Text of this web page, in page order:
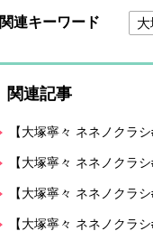
関連キーワード 大
関連記事
【大塚寧々 ネネノクラ
【大塚寧々 ネネノクラ
【大塚寧々 ネネノクラ
【大塚寧々 ネネノクラ